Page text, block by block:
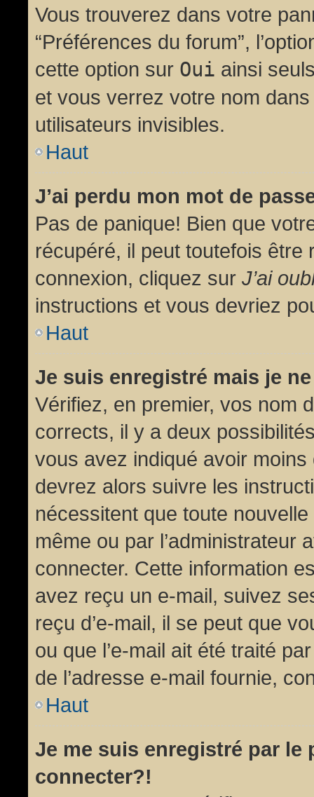
Vous trouverez dans votre
“Préférences du forum”,
cette option sur Oui ainsi
et vous verrez votre nom
utilisateurs invisibles.
Haut
J’ai perdu mon mot de
Pas de panique! Bien que
récupéré, il peut toutefois être
connexion, cliquez sur J’ai
instructions et vous devriez
Haut
Je suis enregistré mais je
Vérifiez, en premier, vos nom
corrects, il y a deux
vous avez indiqué avoir
devrez alors suivre les
nécessitent que toute
même ou par l’administrateur
connecter. Cette information
avez reçu un e-mail, suivez
reçu d’e-mail, il se peut que
ou que l’e-mail ait été traité
de l’adresse e-mail fournie,
Haut
Je me suis enregistré par le
connecter?!